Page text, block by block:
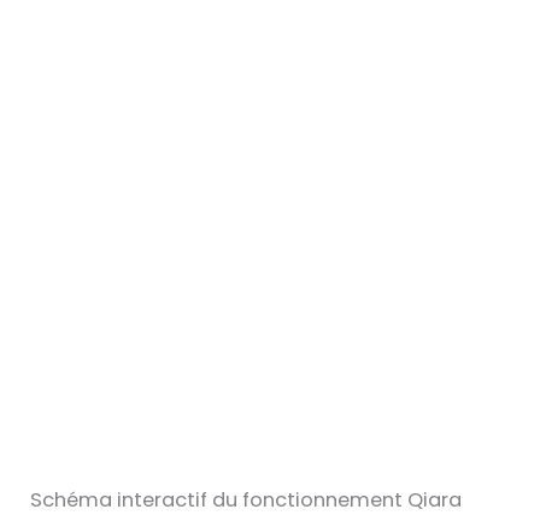
Schéma interactif du fonctionnement Qiara